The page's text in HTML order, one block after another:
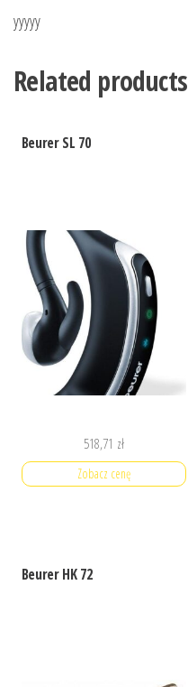
yyyyy
Related products
Beurer SL 70
518,71 zł
Zobacz cenę
Beurer HK 72